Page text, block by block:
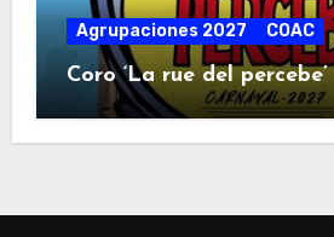
Agrupaciones 2027 COAC
Coro ‘La rue del percebe’